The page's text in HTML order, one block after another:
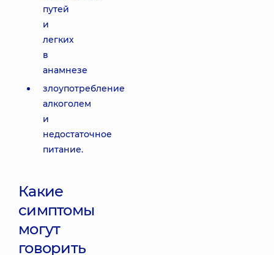
путей
и
легких
в
анамнезе
злоупотребление
алкоголем
и
недостаточное
питание.
Какие
симптомы
могут
говорить